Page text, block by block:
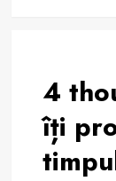
4
îți